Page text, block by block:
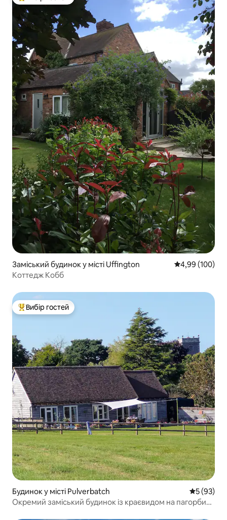
Топ вибір гостей
Заміський будинок у місті Uffington Середня
4,99 (100)
Коттедж Кобб
Топ вибір гостей
Вибір гостей
Будинок у місті Pulverbatch Середня
5 (93)
Окремий заміський будинок із краєвидом на пагорби